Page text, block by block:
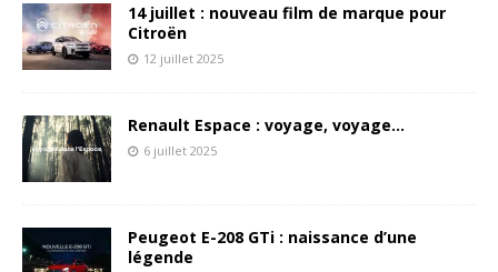
14 juillet : nouveau film de marque pour
Citroën
12 juillet 2025
Renault Espace : voyage, voyage…
6 juillet 2025
Peugeot E-208 GTi : naissance d’une
légende